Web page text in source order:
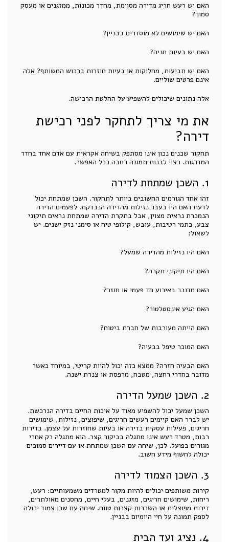
האם יש רעש חריג מדירה מסוימת, מחדר מכונות, ממזגנים או מעסק
סמוך?
האם יש שימושים לא מוסדרים בבניין?
האם יש בעיות חניה?
האם יש תביעות, מחלוקות או בעיות חוזרות ברכוש המשותף? אלה
אינם פרטים שוליים.
אלה נתונים שיכולים להשפיע על החלטת הרכישה.
את מי צריך לתחקר לפני רכישת
דירה?
תחקור שכנים נכון אינו מסתפק בשיחה אקראית עם אדם אחד בחדר
המדרגות. רצוי לבנות תמונה רחבה ככל האפשר.
1. השכן שמתחת לדירה
זהו אחד הגורמים החשובים ביותר לתחקור. השכן שמתחת יכול
לדעת האם היו בעבר נזילות מהדירה הנבדקת. לפעמים הדירה
הנמכרת נראית מצוין, אבל בתקרת הדירה שמתחת נראים תיקוני
צבע, כתמי רטיבות, עובש, קילופי טיח או סימני נזק ישנים. יש
לשאול:
האם היו נזילות מהדירה שמעל?
האם היו תיקוני תקרה?
האם מדובר באירוע חד פעמי או חוזר?
האם הגיע אינסטלטור?
האם הייתה מעורבות של חברת ביטוח?
האם המוכר טיפל בבעיה?
האם הבעיה חזרה? ממצא כזה יכול להיות קריטי, במיוחד כאשר
מדובר בחדרי רחצה, מטבח, מרפסת או צנרת ישנה.
2. השכן שמעל הדירה
השכן שמעל יכול להשפיע מאוד על איכות החיים בדירה הנרכשת.
יש לברר האם קיימים רעשים חריגים, שיפוצים, נזילות, שימושים
חריגים, פעילות עסקית בדירה או בעיות שחוזרות על עצמן. בדירות
רבות, מטרד רעש אינו מתגלה בביקור קצר. הוא מתגלה רק אחרי
מגורים בפועל. לכן, שיחה עם השכן שמתחת או עם דיירים סמוכים
יכולה לחשוף מידע חשוב.
3. השכן הצמוד לדירה
קירות משותפים יכולים להיות מקור למטרדים משמעותיים: רעש,
ריחות, שימושים חריגים, מזגנים, בעלי חיים, מחסנים מאולתרים,
דירות מפוצלות או השכרות קצרות טווח. שיחה עם שכן צמוד יכולה
לספק תמונה על חיי היומיום בבניין.
4. נציג ועד הבית